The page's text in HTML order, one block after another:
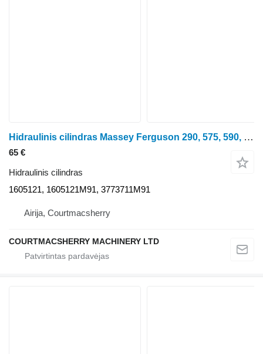
Hidraulinis cilindras Massey Ferguson 290, 575, 590, 265, 690 Steering Cylinder 1605121m91, 3773711m91 ratinio traktoriaus
65 €
Hidraulinis cilindras
1605121, 1605121M91, 3773711M91
Airija, Courtmacsherry
COURTMACSHERRY MACHINERY LTD